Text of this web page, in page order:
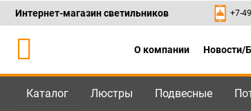
Каталог
Интернет-магазин светильников +7-
О компании Новости/
Каталог Люстры Подвесные